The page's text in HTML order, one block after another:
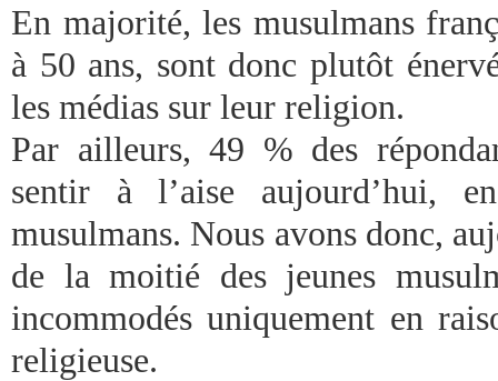
En majorité, les musulmans
à 50 ans, sont donc plutôt
les médias sur leur religion.
Par ailleurs, 49 % des
sentir à l’aise aujourd’hui,
musulmans. Nous avons donc,
de la moitié des jeunes
incommodés uniquement en
religieuse.